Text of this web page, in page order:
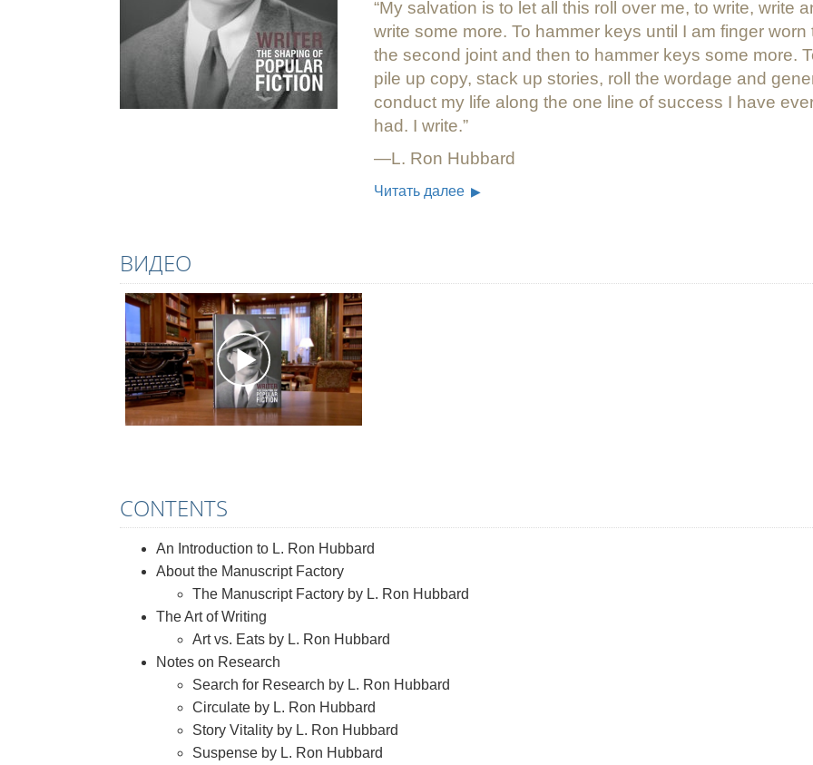
Любовь и ненависть.
Что такое величие?
My salvation is to let all this roll over me, to write, write
write some more. To hammer keys until I am finger worn
the second joint and then to hammer keys some more.
pile up copy, stack up stories, roll the wordage and
conduct my life along the one line of success I have
had. I write.
—L. Ron Hubbard
Читать далее
ВИДЕО
CONTENTS
An Introduction to L. Ron Hubbard
About the Manuscript Factory
The Manuscript Factory by L. Ron Hubbard
The Art of Writing
Art vs. Eats by L. Ron Hubbard
Notes on Research
Search for Research by L. Ron Hubbard
Circulate by L. Ron Hubbard
Story Vitality by L. Ron Hubbard
Suspense by L. Ron Hubbard